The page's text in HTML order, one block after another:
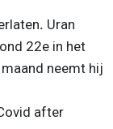
. Uran
22e in het
neemt hij
after